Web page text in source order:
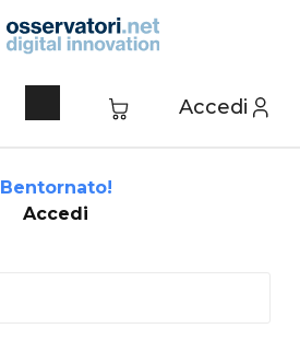
Accedi
Bentornato!
Accedi